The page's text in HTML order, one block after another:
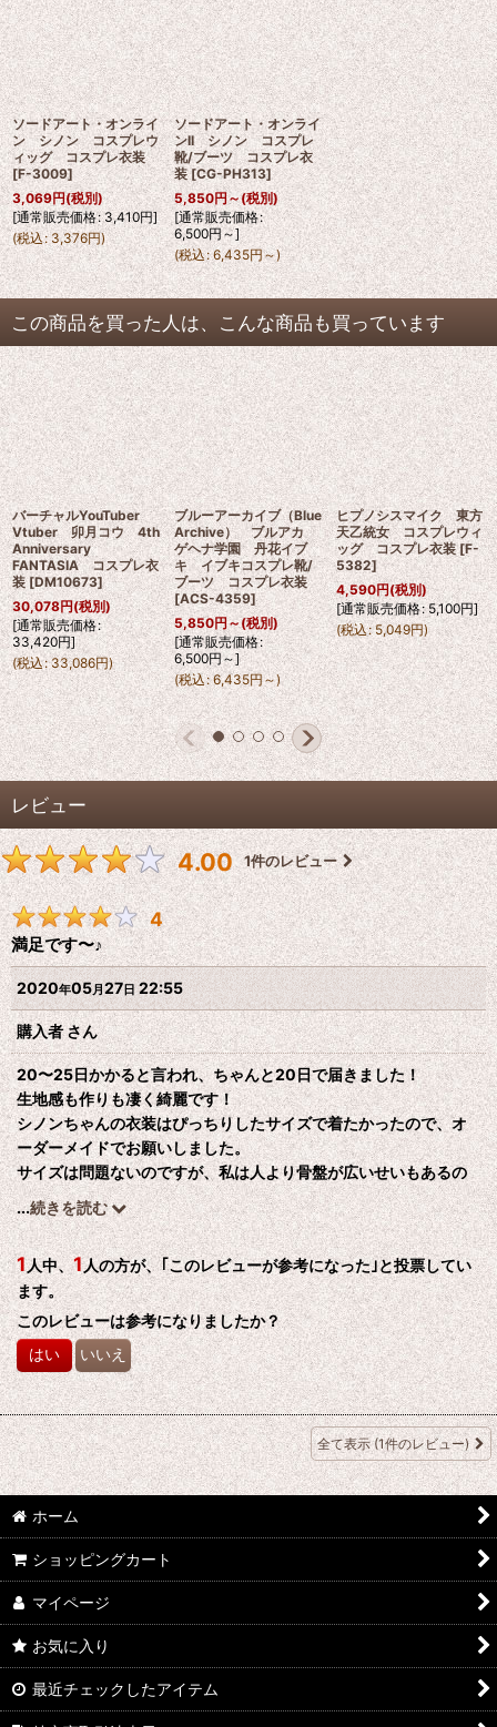
ソードアート・オンライ
ン シノン コスプレウ
ィッグ コスプレ衣装
[F-3009]
3,069円(税別)
[通常販売価格: 3,410円]
(税込: 3,376円)
ソードアート・オンライ
ンII シノン コスプレ
靴/ブーツ コスプレ衣
装 [CG-PH313]
5,850円～(税別)
[通常販売価格:
6,500円～]
(税込: 6,435円～)
この商品を買った人は、こんな商品も買っています
バーチャルYouTuber
Vtuber 卯月コウ 4th
Anniversary
FANTASIA コスプレ衣
装 [DM10673]
30,078円(税別)
[通常販売価格:
33,420円]
(税込: 33,086円)
ブルーアーカイブ（Blue
Archive） ブルアカ
ゲヘナ学園 丹花イブ
キ イブキコスプレ靴/
ブーツ コスプレ衣装
[ACS-4359]
5,850円～(税別)
[通常販売価格:
6,500円～]
(税込: 6,435円～)
ヒプノシスマイク 東方
天乙統女 コスプレウィ
ッグ コスプレ衣装 [F-
5382]
4,590円(税別)
[通常販売価格: 5,100円]
(税込: 5,049円)
レビュー
4.00 1件のレビュー
4
満足です〜♪
2020年05月27日22:55
購入者さん
20〜25日かかると言われ、ちゃんと20日で届きました！
生地感も作りも凄く綺麗です！
シノンちゃんの衣装はぴっちりしたサイズで着たかったので、オ
ーダーメイドでお願いしました。
サイズは問題ないのですが、私は人より骨盤が広いせいもあるの
か、ベルトが骨盤の位置で締められませんでした
手直しすれば問題ない範囲なので大丈夫ですが、購入する際は気
を付けてください。
...続きを読む
1人中、1人の方が、｢このレビューが参考になった｣と投票してい
ます。
このレビューは参考になりましたか？
はい いいえ
全て表示 (1件のレビュー)
ホーム
ショッピングカート
マイページ
お気に入り
最近チェックしたアイテム